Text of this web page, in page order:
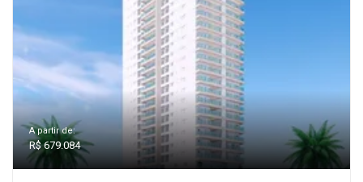
A partir de:
R$ 679.084